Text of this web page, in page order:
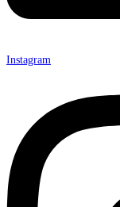
Instagram